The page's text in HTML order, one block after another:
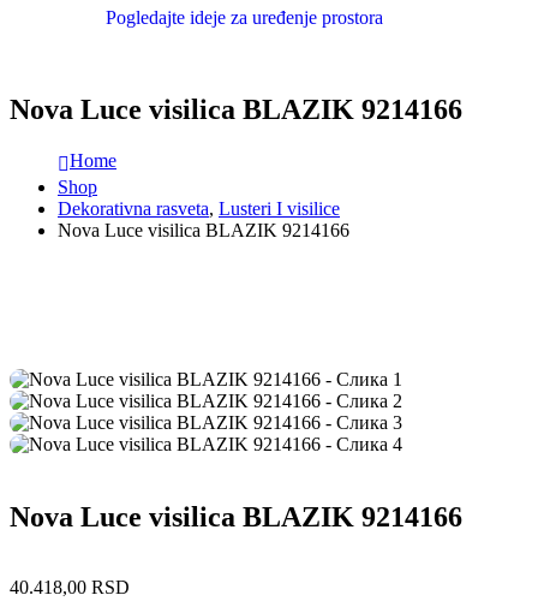
Pogledajte ideje za uređenje prostora
Nova Luce visilica BLAZIK 9214166
Home
Shop
Dekorativna rasveta, Lusteri I visilice
Nova Luce visilica BLAZIK 9214166
Nova Luce visilica BLAZIK 9214166
40.418,00 RSD